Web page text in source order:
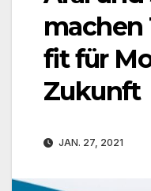
machen
fit für
Zukunft
JAN. 27, 2021